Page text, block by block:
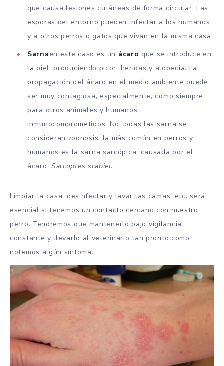
que causa lesiones cutáneas de forma circular. Las
esporas del entorno pueden infectar a los humanos
y a otros perros o gatos que vivan en la misma casa.
Sarnaen este caso es un ácaro que se introduce en
la piel, produciendo picor, heridas y alopecia. La
propagación del ácaro en el medio ambiente puede
ser muy contagiosa, especialmente, como siempre,
para otros animales y humanos
inmunocomprometidos. No todas las sarna se
consideran zoonosis, la más común en perros y
humanos es la sarna sarcópica, causada por el
ácaro. Sarcoptes scabiei.
Limpiar la casa, desinfectar y lavar las camas, etc. será
esencial si tenemos un contacto cercano con nuestro
perro. Tendremos que mantenerlo bajo vigilancia
constante y llevarlo al veterinario tan pronto como
notemos algún síntoma.